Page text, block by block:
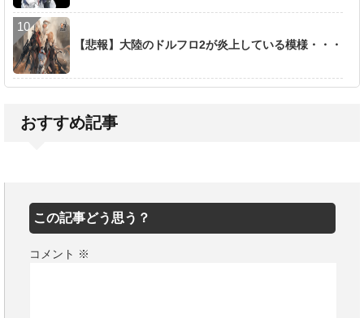
【悲報】大陸のドルフロ2が炎上している模様・・・
おすすめ記事
この記事どう思う？
コメント ※